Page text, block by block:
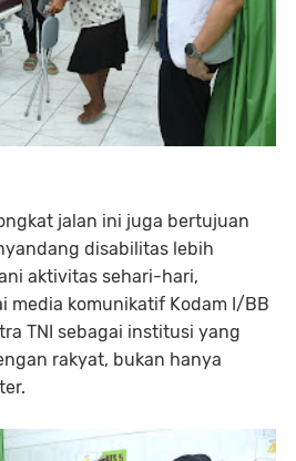
jalan ini juga bertujuan
disabilitas lebih
aktivitas sehari-hari,
media komunikatif Kodam I/BB
TNI sebagai institusi yang
rakyat, bukan hanya